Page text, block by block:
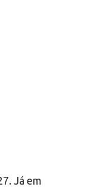
Já em